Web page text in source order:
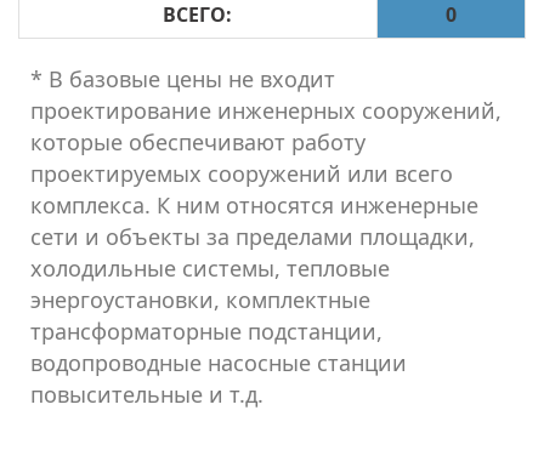
ВСЕГО:
0
* В базовые цены не входит
проектирование инженерных сооружений,
которые обеспечивают работу
проектируемых сооружений или всего
комплекса. К ним относятся инженерные
сети и объекты за пределами площадки,
холодильные системы, тепловые
энергоустановки, комплектные
трансформаторные подстанции,
водопроводные насосные станции
повысительные и т.д.